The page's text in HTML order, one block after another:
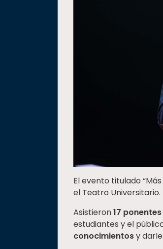
El evento titulado
el Teatro Universitario.
Asistieron17 ponentes
estudiantes y el
conocimientosy